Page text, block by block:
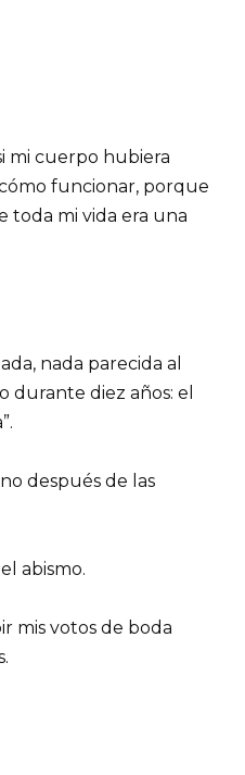
mi cuerpo hubiera
funcionar, porque
toda mi vida era una
nada parecida al
durante diez años: el
después de las
abismo.
mis votos de boda